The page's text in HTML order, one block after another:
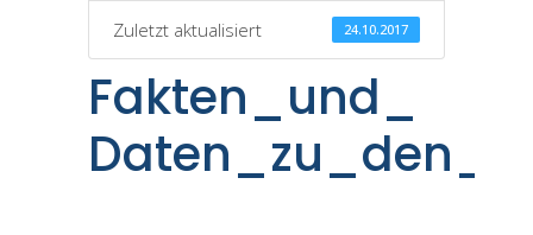
Zuletzt aktualisiert 24.10.2017
Fakten_und_